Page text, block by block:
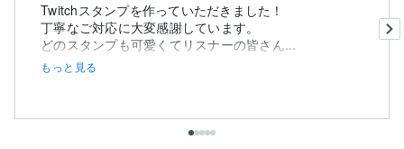
Twitchスタンプを作っていただきました！
丁寧なご対応に大変感謝しています。
どのスタンプも可愛くてリスナーの皆さん...
もっと見る